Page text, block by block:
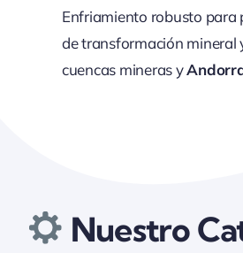
Enfriamiento robusto para
de transformación mineral
cuencas mineras y
Nuestro